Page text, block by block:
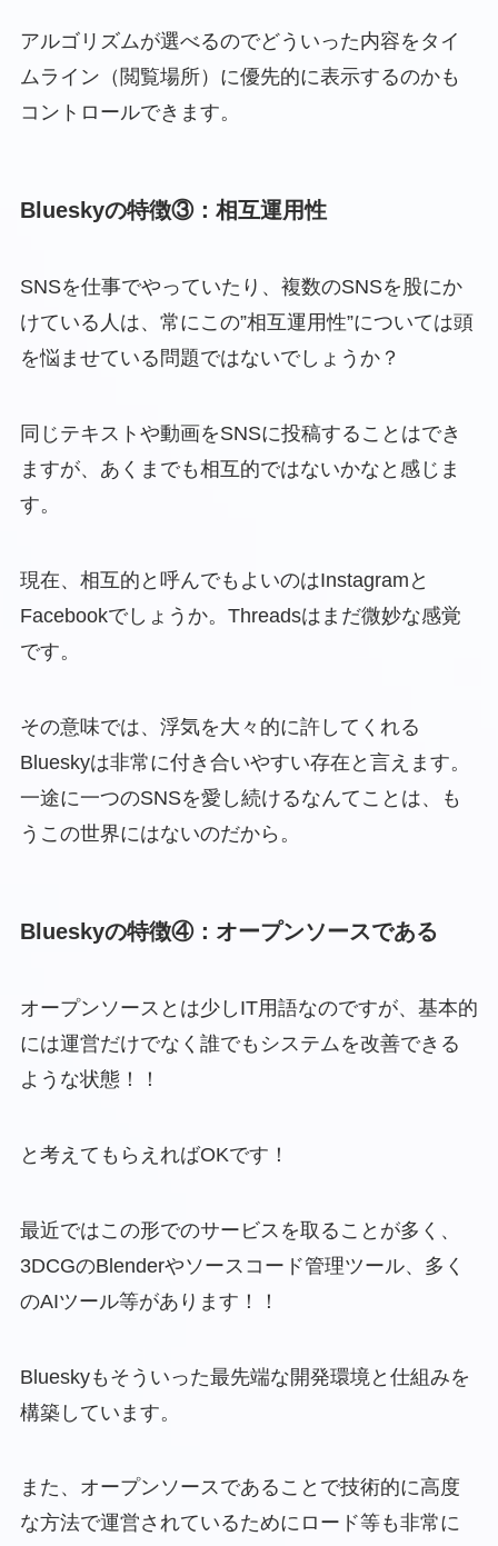
アルゴリズムが選べるのでどういった内容をタイ
ムライン（閲覧場所）に優先的に表示するのかも
コントロールできます。
Blueskyの特徴③：相互運用性
SNSを仕事でやっていたり、複数のSNSを股にか
けている人は、常にこの”相互運用性”については頭
を悩ませている問題ではないでしょうか？
同じテキストや動画をSNSに投稿することはでき
ますが、あくまでも相互的ではないかなと感じま
す。
現在、相互的と呼んでもよいのはInstagramと
Facebookでしょうか。Threadsはまだ微妙な感覚
です。
その意味では、浮気を大々的に許してくれる
Blueskyは非常に付き合いやすい存在と言えます。
一途に一つのSNSを愛し続けるなんてことは、も
うこの世界にはないのだから。
Blueskyの特徴④：オープンソースである
オープンソースとは少しIT用語なのですが、基本的
には運営だけでなく誰でもシステムを改善できる
ような状態！！
と考えてもらえればOKです！
最近ではこの形でのサービスを取ることが多く、
3DCGのBlenderやソースコード管理ツール、多く
のAIツール等があります！！
Blueskyもそういった最先端な開発環境と仕組みを
構築しています。
また、オープンソースであることで技術的に高度
な方法で運営されているためにロード等も非常に